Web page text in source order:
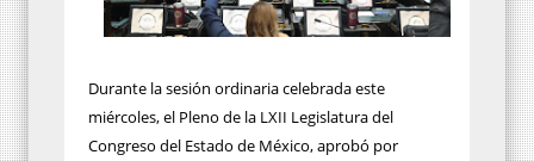
Durante la sesión ordinaria celebrada este
miércoles, el Pleno de la LXII Legislatura del
Congreso del Estado de México, aprobó por